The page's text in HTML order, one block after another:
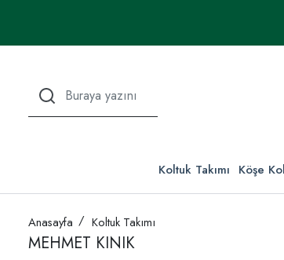
Koltuk Takımı Köşe
Anasayfa Koltuk Takımı
MEHMET KINIK